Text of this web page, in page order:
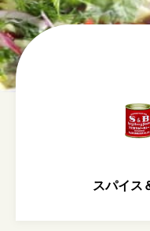
スパイス